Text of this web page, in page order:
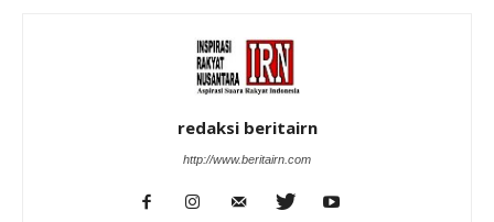
redaksi beritairn
http://www.beritairn.com